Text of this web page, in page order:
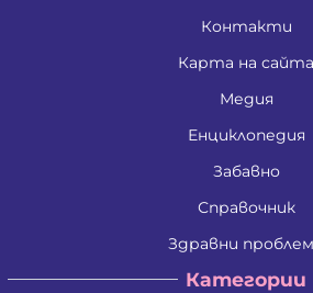
Контакти
Карта на сайта
Медия
Енциклопедия
Забавно
Справочник
Здравни
Категории